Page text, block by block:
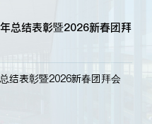
总结表彰暨2026新春团拜
结表彰暨2026新春团拜会